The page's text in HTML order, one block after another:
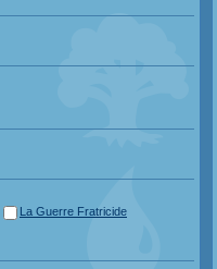
La Guerre Fratricide